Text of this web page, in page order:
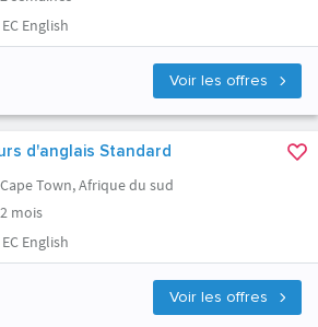
EC English
Voir les offres
d'anglais Standard
Cape Town, Afrique du sud
2 mois
EC English
Voir les offres